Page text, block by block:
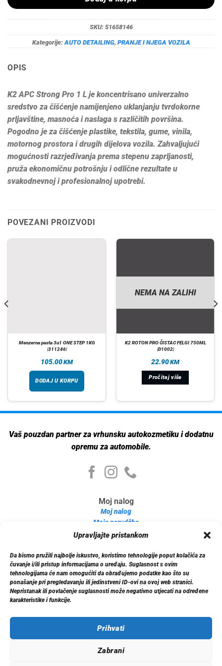
Upravljajte pristankom
Da bismo pružili najbolje iskustvo, koristimo tehnologije poput kolačića za
čuvanje i/ili pristup informacijama o uređaju. Suglasnost s ovim
tehnologijama će nam omogućiti da obrađujemo podatke kao što su
ponašanje pri pregledavanju ili jedinstveni ID-ovi na ovoj web stranici.
Nepristanak ili povlačenje suglasnosti može negativno utjecati na određene
karakteristike i funkcije.
Prihvati
Zabrani
SKU: 51658146
Kategorije: AUTO DETAILING, PRANJE I NJEGA VOZILA
OPIS
K2 APC Strong Pro 1 L je koncentrisano univerzalno
sredstvo za čišćenje namijenjeno uklanjanju tvrdokorne
prljavštine, masnoća i naslaga s različitih površina.
Pogodno je za čišćenje plastike, tekstila, gume, vinila,
motornog prostora i drugih dijelova vozila. Zahvaljujući
mogućnosti razrjeđivanja prema stepenu zaprljanosti,
pruža ekonomičnu potrošnju i odlične rezultate u
svakodnevnoj i profesionalnoj upotrebi.
POVEZANI PROIZVODI
Menzerna pasta 3u1 ONE STEP 1KG
|311246|
105.00KM
DODAJ U KORPU
NEMA NA ZALIHI
K2 ROTON PRO ČISTAC FELGI 750ML
|D1002|
22.90KM
Pročitaj više
Vaš pouzdan partner za vrhunsku autokozmetiku i dodatnu
opremu za automobile.
Moj nalog
Moj nalog
Moje narudžbe
Detalji računa
Informacije
O nama
Dostava
Politika privatnosti
© 2026 Xenon.ba. Sva prava zadržana.